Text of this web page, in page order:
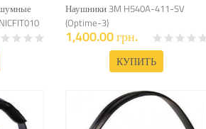
Наушники 3M H540A-411-SV
(Optime-3)
1,400.00 грн.
КУПИТЬ